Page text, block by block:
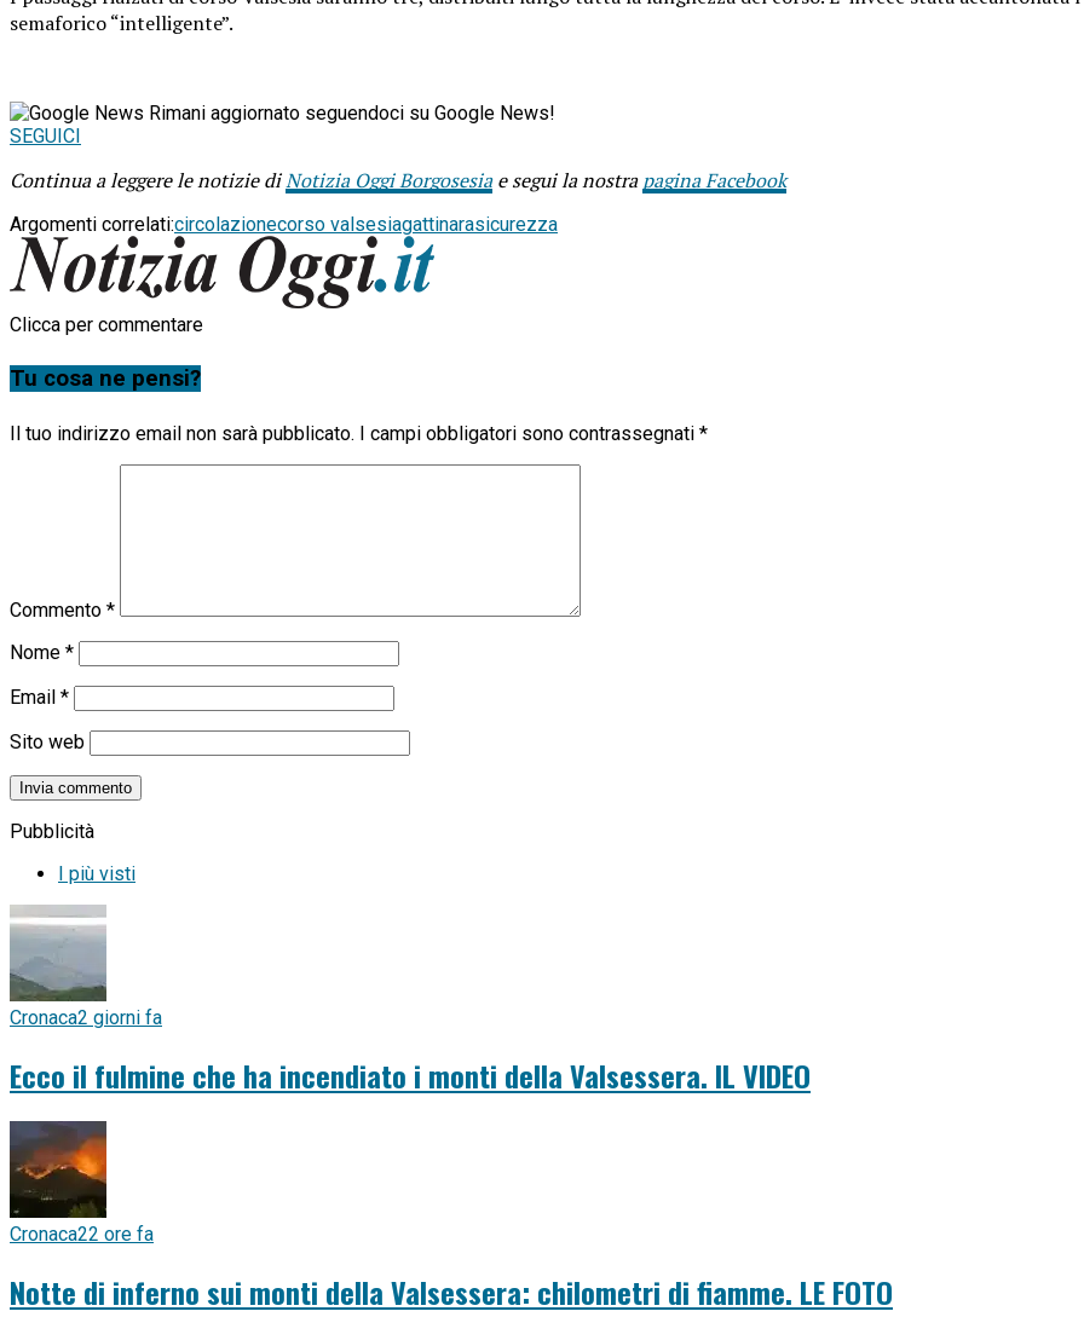
semaforico “intelligente”.
Rimani aggiornato seguendoci su Google News!
SEGUICI
Continua a leggere le notizie diNotizia Oggi Borgosesiae segui la nostrapagina Facebook
Argomenti correlati:circolazionecorso valsesiagattinarasicurezza
Clicca per commentare
Tu cosa ne pensi?
Il tuo indirizzo email non sarà pubblicato. I campi obbligatori sono contrassegnati *
Commento *
Nome *
Email *
Sito web
Pubblicità
I più visti
Cronaca2 giorni fa
Ecco il fulmine che ha incendiato i monti della Valsessera. IL VIDEO
Cronaca22 ore fa
Notte di inferno sui monti della Valsessera: chilometri di fiamme. LE FOTO